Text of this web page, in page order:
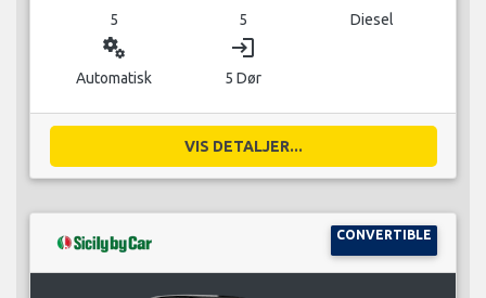
5 5 Diesel
miscellaneous_services
Automatisk
login
5 Dør
VIS DETALJER...
CONVERTIBLE